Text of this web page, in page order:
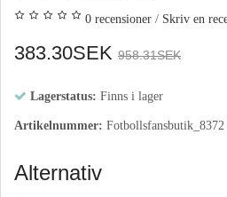
0 recensioner / Skriv en
383.30SEK 958.31SEK
Lagerstatus: Finns i lager
Artikelnummer: Fotbollsfansbutik_8372
Alternativ